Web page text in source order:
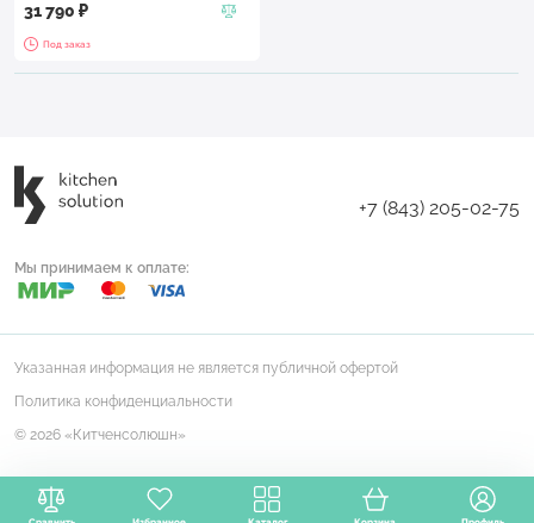
31 790 ₽
Под заказ
+7 (843) 205-02-75
Мы принимаем к оплате:
© 2026 «Китченсолюшн»
Политика конфиденциальности
Указанная информация не является публичной офертой